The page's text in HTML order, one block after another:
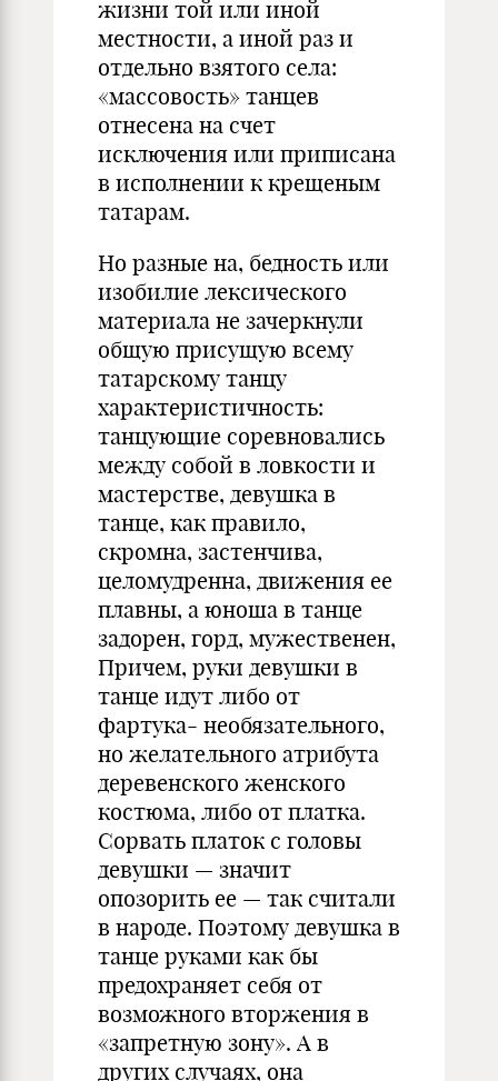
жизни той или иной
местности, а иной раз и
отдельно взятого села:
«массовость» танцев
отнесена на счет
исключения или приписана
в исполнении к крещеным
татарам.
Но разные на, бедность или
изобилие лексического
материала не зачеркнули
общую присущую всему
татарскому танцу
характеристичность:
танцующие соревновались
между собой в ловкости и
мастерстве, девушка в
танце, как правило,
скромна, застенчива,
целомудренна, движения ее
плавны, а юноша в танце
задорен, горд, мужественен,
Причем, руки девушки в
танце идут либо от
фартука- необязательного,
но желательного атрибута
деревенского женского
костюма, либо от платка.
Сорвать платок с головы
девушки — значит
опозорить ее — так считали
в народе. Поэтому девушка в
танце руками как бы
предохраняет себя от
возможного вторжения в
«запретную зону». А в
других случаях, она